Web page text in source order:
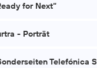
for Next“
- Porträt
Telefónica